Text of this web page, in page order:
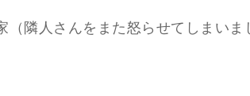
（隣人さんをまた怒らせてしまいま